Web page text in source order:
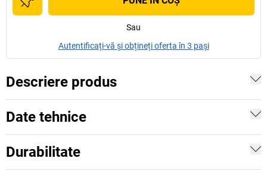
Sau
Autentificați-vă și obțineți oferta în 3 pași
Descriere produs
Date tehnice
Durabilitate